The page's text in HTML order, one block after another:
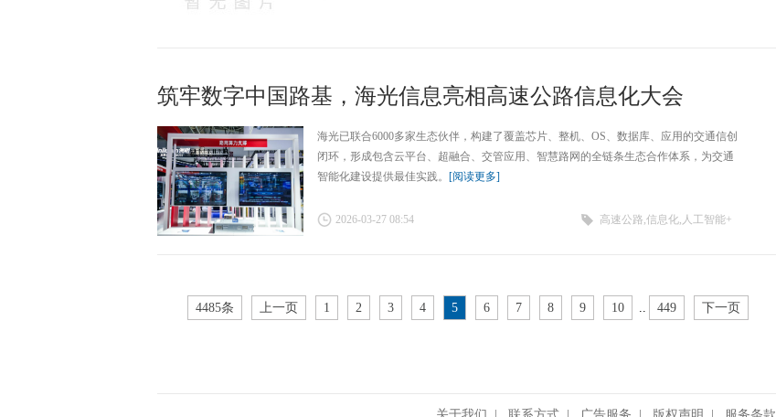
筑牢数字中国路基，海光信息亮相高速公路信息化大会
海光已联合6000多家生态伙伴，构建了覆盖芯片、整机、OS、数据库、应用的交通信创
闭环，形成包含云平台、超融合、交管应用、智慧路网的全链条生态合作体系，为交通
智能化建设提供最佳实践。 [阅读更多]
2026-03-27 08:54 高速公路,信息化,人工智能+
4485条 上一页 1 2 3 4 5 6 7 8 9 10 .. 449 下一页